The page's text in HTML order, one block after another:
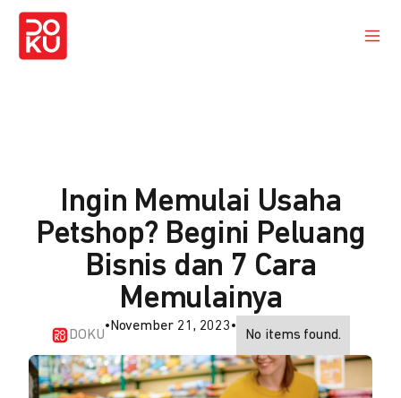
Ingin Memulai Usaha
Petshop? Begini Peluang
Bisnis dan 7 Cara
Memulainya
DOKU
• November 21, 2023•
No items found.